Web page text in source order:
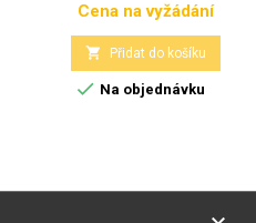
Cena
Cena na vyžádání
 Přidat do košíku
 Na objednávku